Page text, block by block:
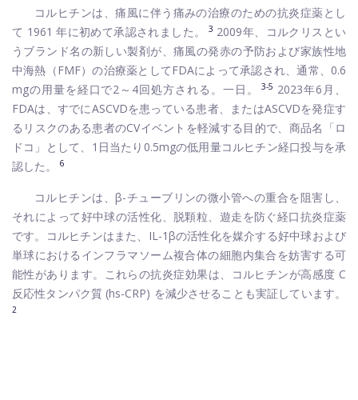
コルヒチンは、痛風に伴う痛みの治療のための抗炎症薬とし
て 1961 年に初めて承認されました。
3 2009年、コルクリスとい
うブランド名の新しい製剤が、痛風の発赤の予防および家族性地
中海熱（FMF）の治療薬としてFDAによって承認され、通常、0.6
mgの用量を経口で2～4回処方される。一日。
3-5 2023年6月、
FDAは、すでにASCVDを患っている患者、またはASCVDを発症す
るリスクのある患者のCVイベントを軽減する目的で、商品名「ロ
ドコ」として、1日当たり0.5mgの低用量コルヒチン経口投与を承
認した。
6
コルヒチンは、β-チューブリンの微小管への重合を阻害し、
それによって好中球の活性化、脱顆粒、遊走を防ぐ経口抗炎症薬
です。コルヒチンはまた、IL-1βの活性化を媒介する好中球および
単球におけるインフラマソーム複合体の細胞内集合を妨害する可
能性があります。これらの抗炎症効果は、コルヒチンが高感度 C
反応性タンパク質 (hs-CRP) を減少させることも実証しています。
2